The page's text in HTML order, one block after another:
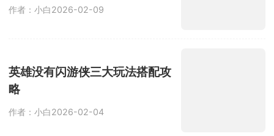
作者：小白2026-02-09
英雄没有闪游侠三大玩法搭配攻
略
作者：小白2026-02-04